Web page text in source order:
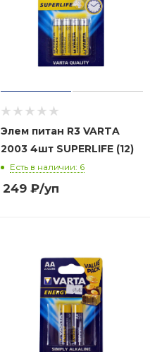
Элем питан R3 VARTA
2003 4шт SUPERLIFE (12)
Есть в наличии: 6
249₽/уп